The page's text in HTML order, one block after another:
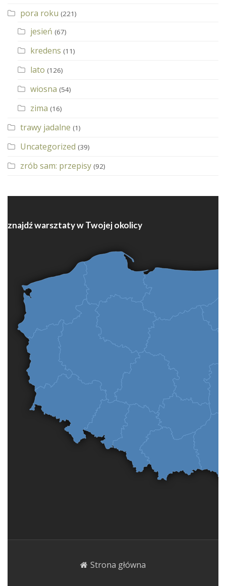
pora roku (221)
jesień (67)
kredens (11)
lato (126)
wiosna (54)
zima (16)
trawy jadalne (1)
Uncategorized (39)
zrób sam: przepisy (92)
znajdź warsztaty w Twojej okolicy
Strona główna